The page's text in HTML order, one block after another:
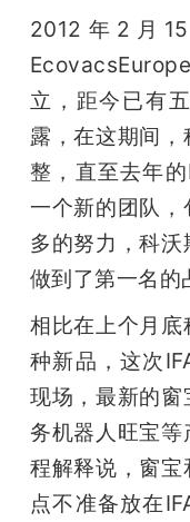
机
2012年2月
立，距今已有
露，在这期间
整，直至去年
一个新的团队
多的努力，科
做到了第一名的
相比在上个月
种新品，这次
现场，最新的
务机器人旺宝
程解释说，窗
点不准备放在